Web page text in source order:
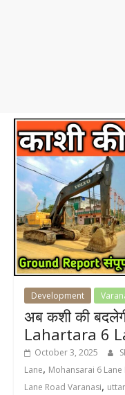
Development
अब कशी की
Lahartara 6
October 3, 2025
Lane, Mohansarai 6 Lane
Lane Road Varanasi,